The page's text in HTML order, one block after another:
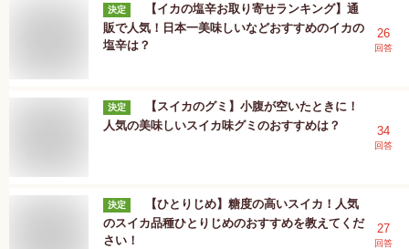
決定
【イカの塩辛お取り寄せランキング】通
販で人気！日本一美味しいなどおすすめのイカの
塩辛は？
26
回答
決定
【スイカのグミ】小腹が空いたときに！
人気の美味しいスイカ味グミのおすすめは？
34
回答
決定
【ひとりじめ】糖度の高いスイカ！人気
のスイカ品種ひとりじめのおすすめを教えてくだ
さい！
27
回答